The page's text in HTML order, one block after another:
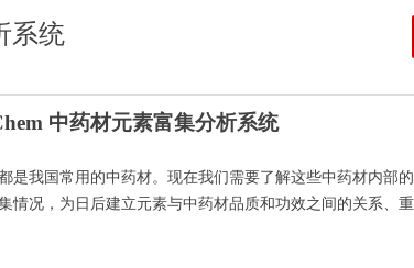
系统
中药材元素富集分析系统
是我国 常用的中药材。 现在我们需要了解这些中药材内部
情况，为日后建立元素与中药材品质和功效之间的关系、